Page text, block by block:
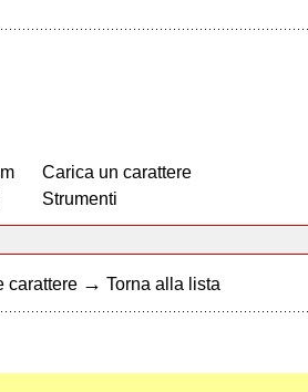
Carica un carattere
Strumenti
carattere → Torna alla lista